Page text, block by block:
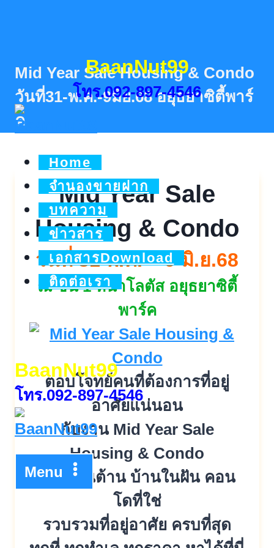
BaanNut99
โทร.092-897-4546
Home
จำนองขายฝาก
บทความ
ข่าวสาร
เอกสารDownload
ติดต่อเรา
BaanNut99
โทร.092-897-4546
Menu
Mid Year Sale Housing & Condo
วันที่31-พ.ค.-9มิย.68 อยุธยาซิตี้พาร์
ค
Mid Year Sale
Housing & Condo
วันที่ 31 พ.ค. – 9 มิ.ย.68
ณ ชั้น 1 หน้าโลตัส อยุธยาซิตี้
พาร์ค
ตอบโจทย์คนที่ต้องการที่อยู่
อาศัยแน่นอน
กับงาน Mid Year Sale
Housing & Condo
ดีลดีเกินต้าน บ้านในฝัน คอน
โดที่ใช่
รวบรวมที่อยู่อาศัย ครบที่สุด